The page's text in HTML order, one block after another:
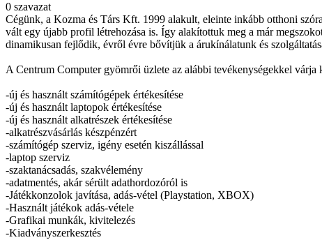
0 szavazat
Cégünk, a Kozma és Társ Kft. 1999 alakult, eleinte inkább otthoni
vált egy újabb profil létrehozása is. Így alakítottuk meg a már
dinamikusan fejlődik, évről évre bővítjük a árukínálatunk és
A Centrum Computer gyömrői üzlete az alábbi tevékenységekkel várja
-új és használt számítógépek értékesítése
-új és használt laptopok értékesítése
-új és használt alkatrészek értékesítése
-alkatrészvásárlás készpénzért
-számítógép szerviz, igény esetén kiszállással
-laptop szerviz
-szaktanácsadás, szakvélemény
-adatmentés, akár sérült adathordozóról is
-Játékkonzolok javítása, adás-vétel (Playstation, XBOX)
-Használt játékok adás-vétele
-Grafikai munkák, kivitelezés
-Kiadványszerkesztés